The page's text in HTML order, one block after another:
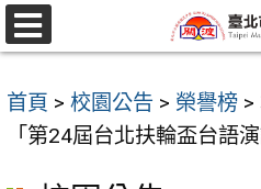
跳
至
要
選
單
首頁 > 校園公告 > 榮譽榜 >
「第24屆台北扶輪盃台語